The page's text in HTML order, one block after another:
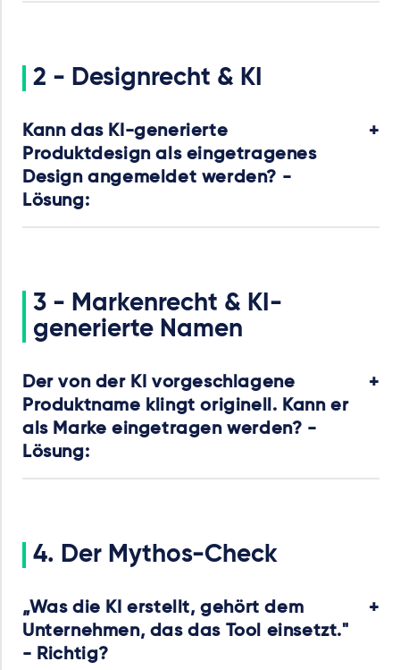
2 - Designrecht & KI
Kann das KI-generierte
Produktdesign als eingetragenes
Design angemeldet werden? -
Lösung:
3 - Markenrecht & KI-
generierte Namen
Der von der KI vorgeschlagene
Produktname klingt originell. Kann er
als Marke eingetragen werden? -
Lösung:
4. Der Mythos-Check
„Was die KI erstellt, gehört dem
Unternehmen, das das Tool einsetzt."
- Richtig?